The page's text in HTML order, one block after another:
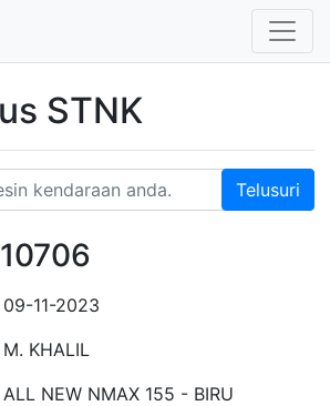
STNK
09-11-2023
M. KHALIL
ALL NEW NMAX 155 - BIRU